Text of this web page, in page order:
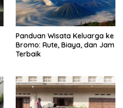
Panduan Wisata Keluarga ke
Bromo: Rute, Biaya, dan Jam
Terbaik